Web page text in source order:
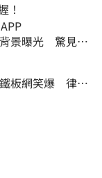
！
聞APP
背景曝光 驚見
板網笑爆 律師